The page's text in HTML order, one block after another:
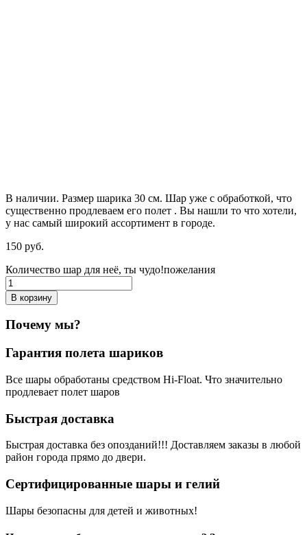
В наличии. Размер шарика 30 см. Шар уже с обработкой, что
существенно продлеваем его полет . Вы нашли то что хотели,
у нас самый широкий ассортимент в городе.
150 руб.
Количество шар для неё, ты чудо!пожелания
В корзину
Почему мы?
Гарантия полета шариков
Все шары обработаны средством Hi-Float. Что значительно
продлевает полет шаров
Быстрая доставка
Быстрая доставка без опозданий!!! Доставляем заказы в любой
район города прямо до двери.
Сертифицированные шары и гелий
Шары безопасны для детей и животных!